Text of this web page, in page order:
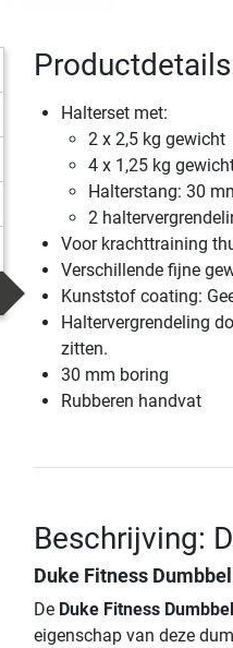
Halterset met:
2 x 2,5 kg gewicht
4 x 1,25 kg
Halterstang: 30
2
Voor krachttraining
Verschillende fijne
Kunststof coating:
Haltervergrendeling
zitten.
30 mm boring
Rubberen handvat
Beschrijving:
Duke Fitness
De Duke Fitness
eigenschap van deze